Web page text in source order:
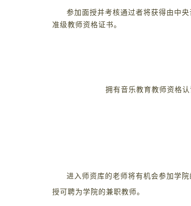
参加面授并考核通过者将获得由中
准级教师资格证书。
拥有音乐教育教师资格
进入师资库的老师将有机会参加学
授可聘为学院的兼职教师。